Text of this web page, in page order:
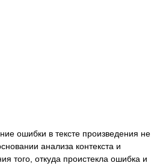
ошибки в тексте произведения не
анализа контекста и
того, откуда проистекла ошибка и